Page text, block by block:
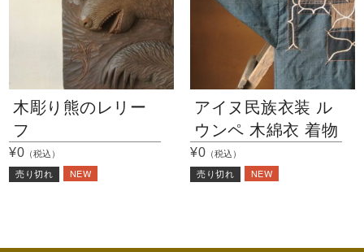
木彫り熊のレリー
フ
¥0 （税込）
売り切れ NEW
アイヌ民族衣装 ル
ウンペ 木綿衣 着物
¥0 （税込）
売り切れ NEW